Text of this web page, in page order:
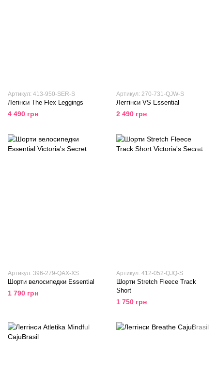
Артикул: 413-950-SER-S
Легінси The Flex Leggings
4 490 грн
Артикул: 270-731-QJW-S
Леггінси VS Essential
2 490 грн
Артикул: 396-279-QAX-XS
Шорти велосипедки Essential
1 790 грн
Артикул: 412-052-QJQ-S
Шорти Stretch Fleece Track
Short
1 750 грн